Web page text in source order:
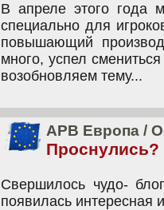
В апреле этого года
специально для
повышающий
много, успел
возобновляем тему...
APB Европа /
Проснулись?
Свершилось чудо-
появилась интересная